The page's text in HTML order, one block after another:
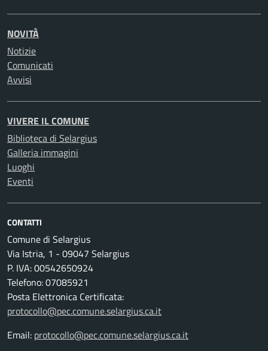
NOVITÀ
Notizie
Comunicati
Avvisi
VIVERE IL COMUNE
Biblioteca di Selargius
Galleria immagini
Luoghi
Eventi
CONTATTI
Comune di Selargius
Via Istria, 1 - 09047 Selargius
P. IVA: 00542650924
Telefono: 07085921
Posta Elettronica Certificata:
protocollo@pec.comune.selargius.ca.it
Email: protocollo@pec.comune.selargius.ca.it